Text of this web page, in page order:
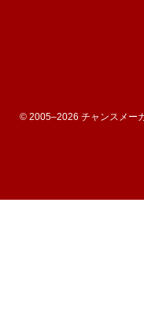
© 2005–2026 チャンスメー